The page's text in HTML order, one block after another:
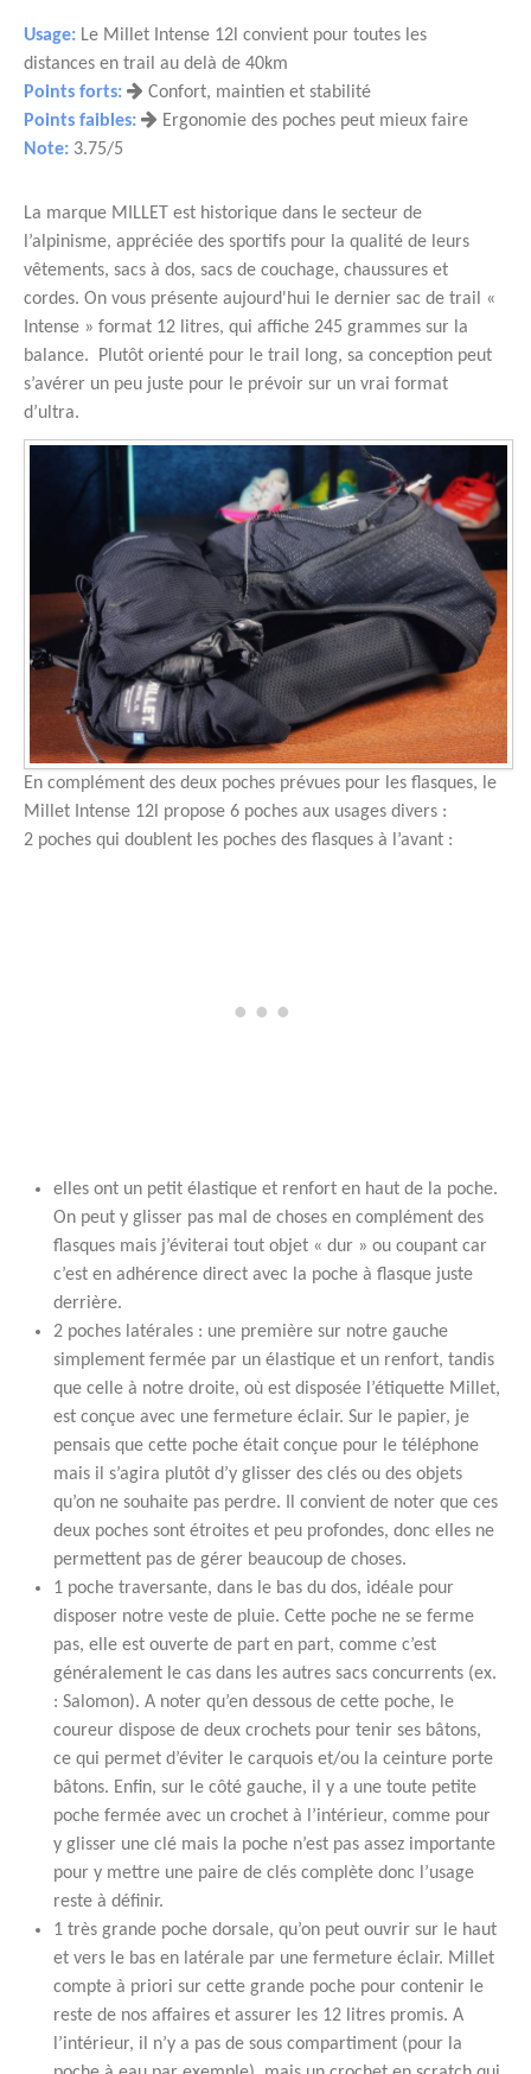
Usage: Le Millet Intense 12l convient pour toutes les
distances en trail au delà de 40km
Points forts:
Confort, maintien et stabilité
Points faibles:
Ergonomie des poches peut mieux faire
Note: 3.75/5
La marque MILLET est historique dans le secteur de
l’alpinisme, appréciée des sportifs pour la qualité de leurs
vêtements, sacs à dos, sacs de couchage, chaussures et
cordes. On vous présente aujourd'hui le dernier sac de trail «
Intense » format 12 litres, qui affiche 245 grammes sur la
balance. Plutôt orienté pour le trail long, sa conception peut
s’avérer un peu juste pour le prévoir sur un vrai format
d’ultra.
En complément des deux poches prévues pour les flasques, le
Millet Intense 12l propose 6 poches aux usages divers :
2 poches qui doublent les poches des flasques à l’avant :
elles ont un petit élastique et renfort en haut de la poche.
On peut y glisser pas mal de choses en complément des
flasques mais j’éviterai tout objet « dur » ou coupant car
c’est en adhérence direct avec la poche à flasque juste
derrière.
2 poches latérales : une première sur notre gauche
simplement fermée par un élastique et un renfort, tandis
que celle à notre droite, où est disposée l’étiquette Millet,
est conçue avec une fermeture éclair. Sur le papier, je
pensais que cette poche était conçue pour le téléphone
mais il s’agira plutôt d’y glisser des clés ou des objets
qu’on ne souhaite pas perdre. Il convient de noter que ces
deux poches sont étroites et peu profondes, donc elles ne
permettent pas de gérer beaucoup de choses.
1 poche traversante, dans le bas du dos, idéale pour
disposer notre veste de pluie. Cette poche ne se ferme
pas, elle est ouverte de part en part, comme c’est
généralement le cas dans les autres sacs concurrents (ex.
: Salomon). A noter qu’en dessous de cette poche, le
coureur dispose de deux crochets pour tenir ses bâtons,
ce qui permet d’éviter le carquois et/ou la ceinture porte
bâtons. Enfin, sur le côté gauche, il y a une toute petite
poche fermée avec un crochet à l’intérieur, comme pour
y glisser une clé mais la poche n’est pas assez importante
pour y mettre une paire de clés complète donc l’usage
reste à définir.
1 très grande poche dorsale, qu’on peut ouvrir sur le haut
et vers le bas en latérale par une fermeture éclair. Millet
compte à priori sur cette grande poche pour contenir le
reste de nos affaires et assurer les 12 litres promis. A
l’intérieur, il n’y a pas de sous compartiment (pour la